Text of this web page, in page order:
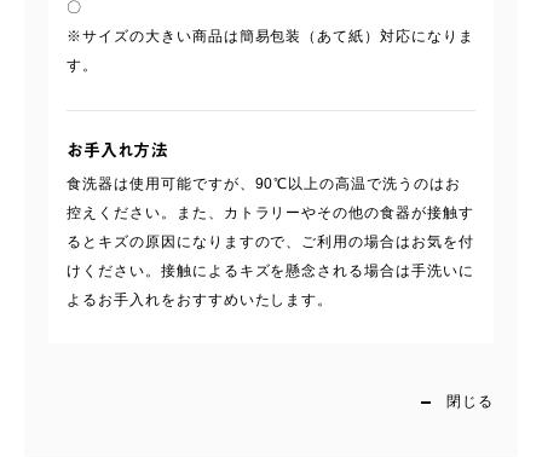
〇
※サイズの大きい商品は簡易包装（あて紙）対応になりま
す。
お手入れ方法
食洗器は使用可能ですが、90℃以上の高温で洗うのはお
控えください。また、カトラリーやその他の食器が接触す
るとキズの原因になりますので、ご利用の場合はお気を付
けください。接触によるキズを懸念される場合は手洗いに
よるお手入れをおすすめいたします。
閉じる